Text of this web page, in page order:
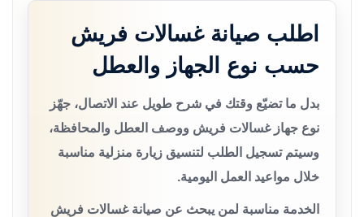
اطلب صيانة غسالات فريش
حسب نوع الجهاز والعطل
بدل ما تضيّع وقتك في شرح طويل عند الاتصال، جهّز
نوع جهاز غسالات فريش ووصف العطل والمحافظة،
وسيتم تسجيل الطلب لتنسيق زيارة منزلية مناسبة
خلال مواعيد العمل اليومية.
الخدمة مناسبة لمن يبحث عن صيانة غسالات فريش